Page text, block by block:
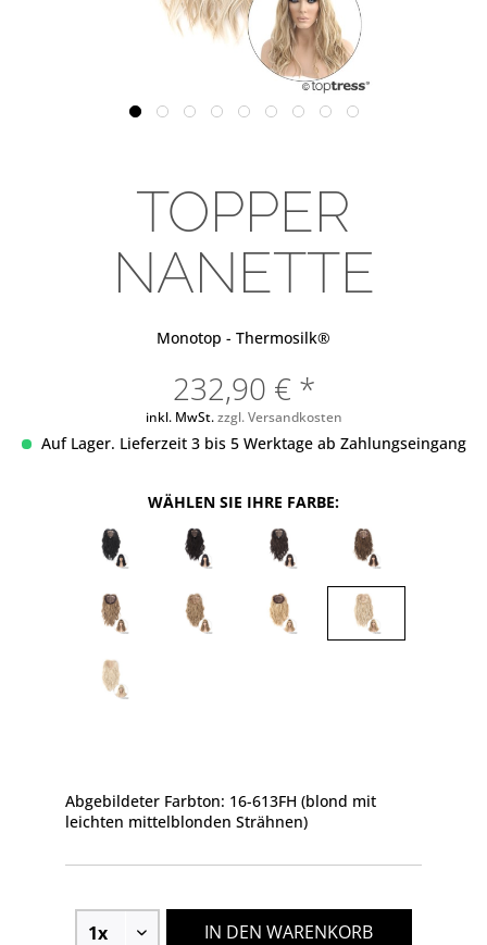
TOPPER
NANETTE
Monotop - Thermosilk®
232,90 € *
inkl. MwSt.zzgl. Versandkosten
Auf Lager. Lieferzeit 3 bis 5 Werktage ab Zahlungseingang
WÄHLEN SIE IHRE FARBE:
Abgebildeter Farbton: 16-613FH (blond mit
leichten mittelblonden Strähnen)
IN DEN WARENKORB